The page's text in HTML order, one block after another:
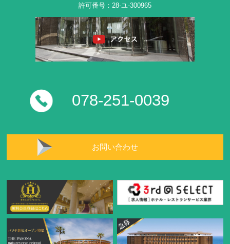
許可番号：28-ユ-300965
078-251-0039
お問い合わせ